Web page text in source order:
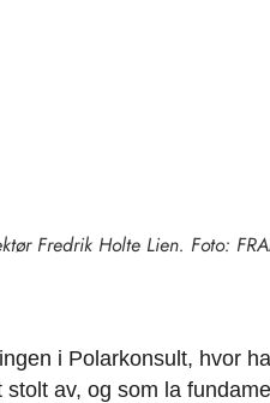
Fredrik Holte Lien. Foto:
i Polarkonsult, hvor
av, og som la